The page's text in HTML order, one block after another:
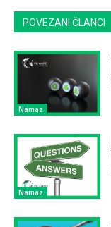
POVEZANI ČLANCI
Namaz
Namaz